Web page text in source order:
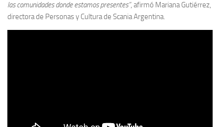
las comunidades donde estamos presentes”, afirmó Mariana Gutiérrez,
directora de Personas y Cultura de Scania Argentina.